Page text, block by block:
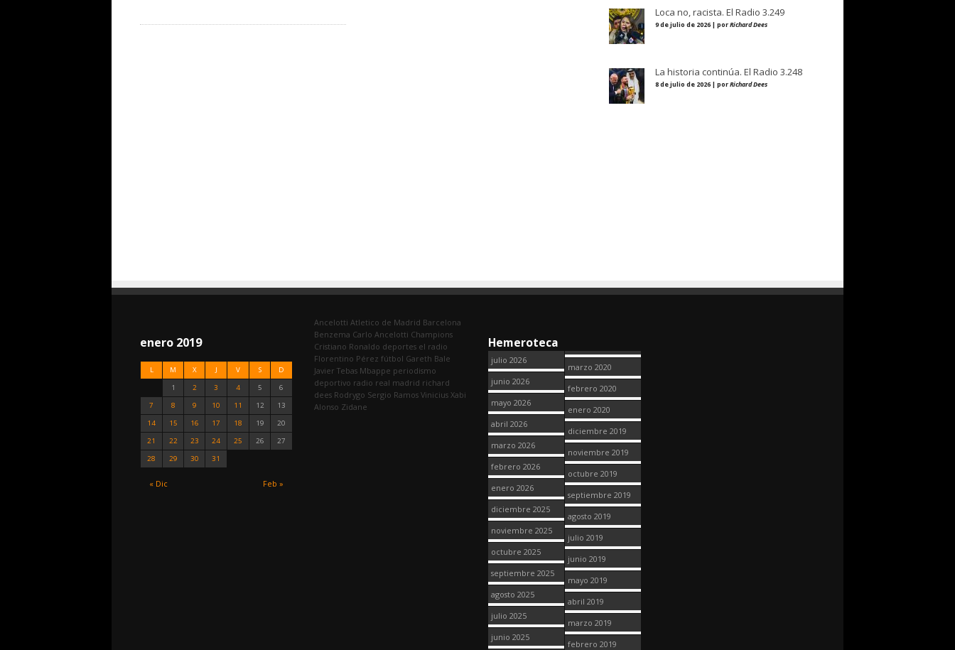
Loca no, racista. El Radio 3.249
9 de julio de 2026 | porRichard Dees
La historia continúa. El Radio 3.248
8 de julio de 2026 | porRichard Dees
enero 2019
L M X J V S D
« Dic Feb »
1 2 3 4 5
6
7
8 9 10 11 12
13
14
15 16 17 18 19
20
21
22 23 24 25 26
27
28
29 30 31
Ancelotti Atletico de Madrid Barcelona
Benzema Carlo Ancelotti Champions
Cristiano Ronaldo deportes el radio
Florentino Pérez fútbol Gareth Bale
Javier Tebas Mbappe periodismo
deportivo radio real madrid richard
dees Rodrygo Sergio Ramos Vinicius Xabi
Alonso Zidane
Hemeroteca
julio 2026
junio 2026
mayo 2026
abril 2026
marzo 2026
febrero 2026
enero 2026
diciembre 2025
noviembre 2025
octubre 2025
septiembre 2025
agosto 2025
julio 2025
junio 2025
marzo 2020
febrero 2020
enero 2020
diciembre 2019
noviembre 2019
octubre 2019
septiembre 2019
agosto 2019
julio 2019
junio 2019
mayo 2019
abril 2019
marzo 2019
febrero 2019